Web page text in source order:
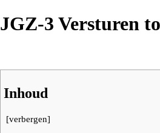
JGZ-3 Versturen
Inhoud
[verbergen]